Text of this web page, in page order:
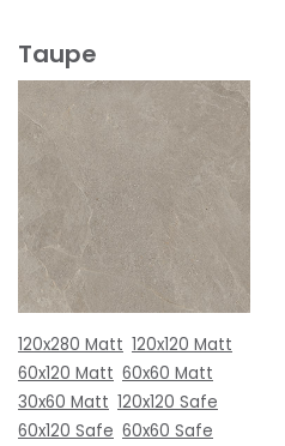
Taupe
120x280 Matt 120x120 Matt
60x120 Matt 60x60 Matt
30x60 Matt 120x120 Safe
60x120 Safe 60x60 Safe